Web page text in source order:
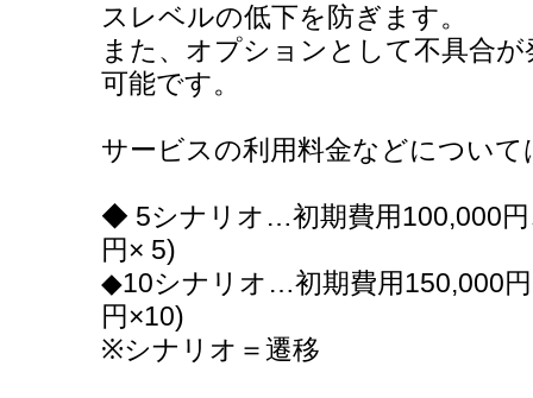
スレベルの低下を防ぎます。
また、オプションとして不具合
可能です。
サービスの利用料金などについ
◆ 5シナリオ…初期費用100,000円
円× 5)
◆10シナリオ…初期費用150,000
円×10)
※シナリオ＝遷移